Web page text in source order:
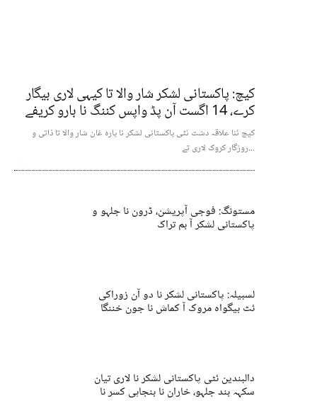
کیچ: پاکستانی لشکر شار والا تا کیہی لاری بیگار
کرے، 14 اگست آن پڈ واپس کننگ نا بارو کریفے
کیچ ئنا علاقہ دشت ئٹی پاکستانی لشکر نا پارہ غان شار والا تا ذاتی و
روزگار کروک لاری تے...
مستونگ: فوجی آپریشن، ڈرون نا جلہو و
پاکستانی لشکر آ بم تراک
لسبیلہ: پاکستانی لشکر نا دو آن زوراکی
ئٹ بیگواہ مروک آ کماش نا جون خننگا
دالبندین ئٹی پاکستانی لشکر نا لاری تیان
سکہہ بند جلہو، خاران نا بنجاہی کسر نا